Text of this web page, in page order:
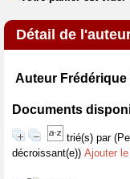
Détail de
Auteur Frédérique
Documents
trié(s) par
décroissant(e)) Ajouter